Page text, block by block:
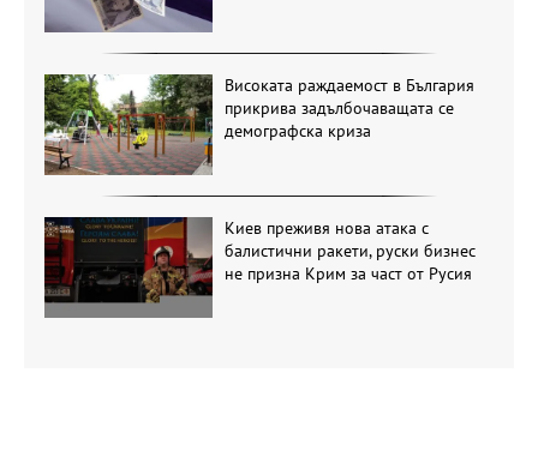
Високата раждаемост в България
прикрива задълбочаващата се
демографска криза
Киев преживя нова атака с
балистични ракети, руски бизнес
не призна Крим за част от Русия